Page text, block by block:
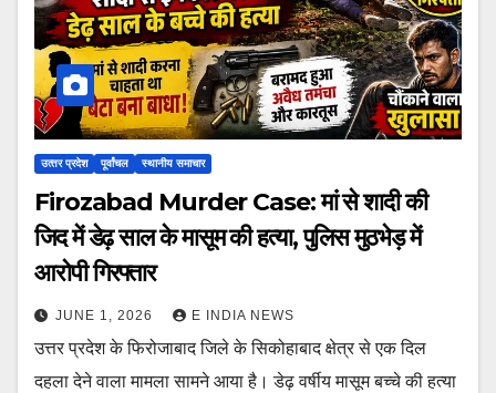
उत्‍तर प्रदेश पूर्वांचल स्थानीय समाचार
Firozabad Murder Case: मां से शादी की
जिद में डेढ़ साल के मासूम की हत्या, पुलिस मुठभेड़ में
आरोपी गिरफ्तार
JUNE 1, 2026 E INDIA NEWS
उत्तर प्रदेश के फिरोजाबाद जिले के सिकोहाबाद क्षेत्र से एक दिल
दहला देने वाला मामला सामने आया है। डेढ़ वर्षीय मासूम बच्चे की हत्या